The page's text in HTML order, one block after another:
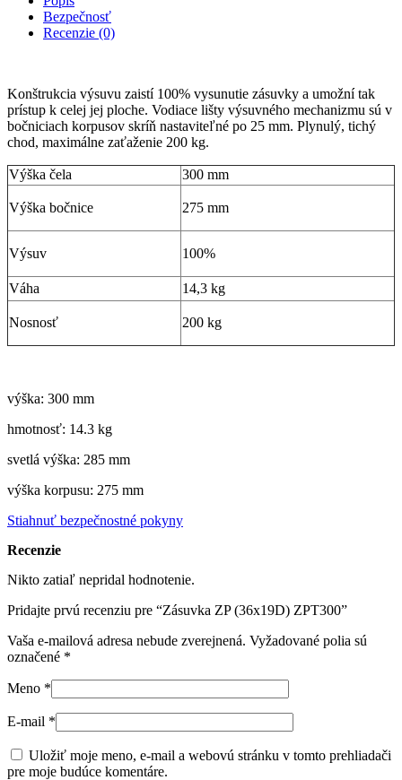
Bezpečnosť
Recenzie (0)
Konštrukcia výsuvu zaistí 100% vysunutie zásuvky a umožní tak
prístup k celej jej ploche. Vodiace lišty výsuvného mechanizmu sú v
bočniciach korpusov skríň nastaviteľné po 25 mm. Plynulý, tichý
chod, maximálne zaťaženie 200 kg.
Výška čela 300 mm
Výška bočnice 275 mm
Výsuv 100%
Váha 14,3 kg
Nosnosť 200 kg
výška: 300 mm
hmotnosť: 14.3 kg
svetlá výška: 285 mm
výška korpusu: 275 mm
Stiahnuť bezpečnostné pokyny
Recenzie
Nikto zatiaľ nepridal hodnotenie.
Pridajte prvú recenziu pre “Zásuvka ZP (36x19D) ZPT300”
Vaša e-mailová adresa nebude zverejnená. Vyžadované polia sú
označené *
Meno *
E-mail *
Uložiť moje meno, e-mail a webovú stránku v tomto prehliadači
pre moje budúce komentáre.